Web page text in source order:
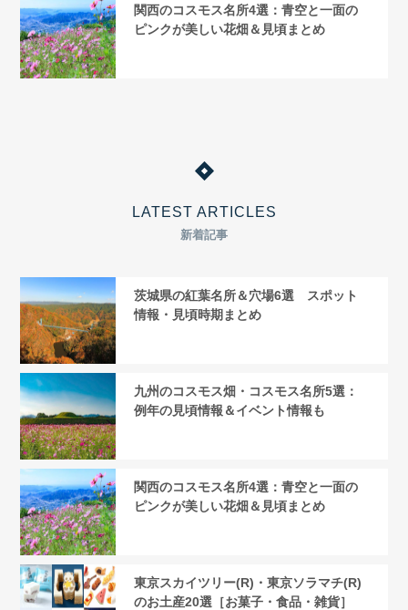
関西のコスモス名所4選：青空と一面の
ピンクが美しい花畑＆見頃まとめ
LATEST ARTICLES
新着記事
茨城県の紅葉名所＆穴場6選 スポット
情報・見頃時期まとめ
九州のコスモス畑・コスモス名所5選：
例年の見頃情報＆イベント情報も
関西のコスモス名所4選：青空と一面の
ピンクが美しい花畑＆見頃まとめ
東京スカイツリー(R)・東京ソラマチ(R)
のお土産20選［お菓子・食品・雑貨］